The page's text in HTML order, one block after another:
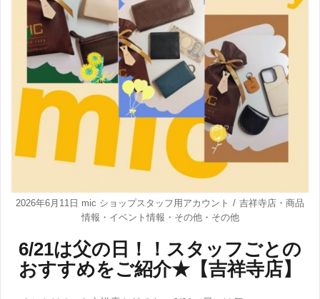
2026年6月11日 mic ショップスタッフ用アカウント 吉祥寺店 ・ 商品
情報 ・ イベント情報 ・ その他・ その他
6/21は父の日！！スタッフごとの
おすすめをご紹介★【吉祥寺店】